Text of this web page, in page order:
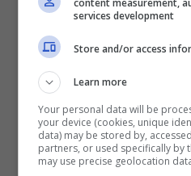
velocità di calcolo (
delle destinazioni (
particolarmente veloci
semplificati al
comandamenti di
e semplicità oltre che
content measurement,
services development
Store and/or access
Learn more
Your personal data will be
your device (cookies, unique
data) may be stored by,
partners, or used specifically by
may use precise geolocation